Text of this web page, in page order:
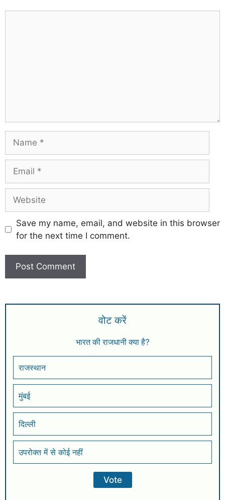
Save my name, email, and website in this browser
for the next time I comment.
वोट करें
भारत की राजधानी क्या है?
राजस्थान
मुंबई
दिल्ली
उपरोक्त में से कोई नहीं